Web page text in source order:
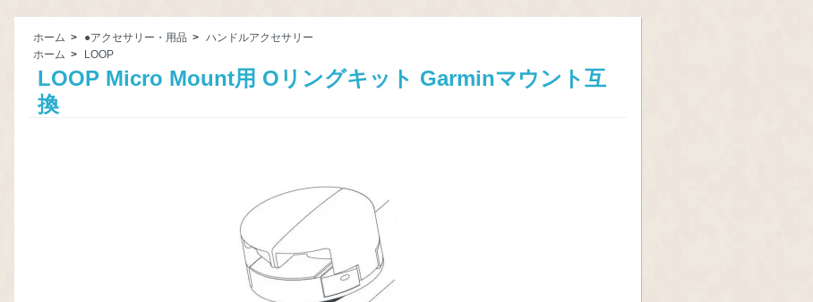
ホーム > ●アクセサリー・用品 > ハンドルアクセサリー
ホーム > LOOP
LOOP Micro Mount用 Oリングキット Garminマウント互
換